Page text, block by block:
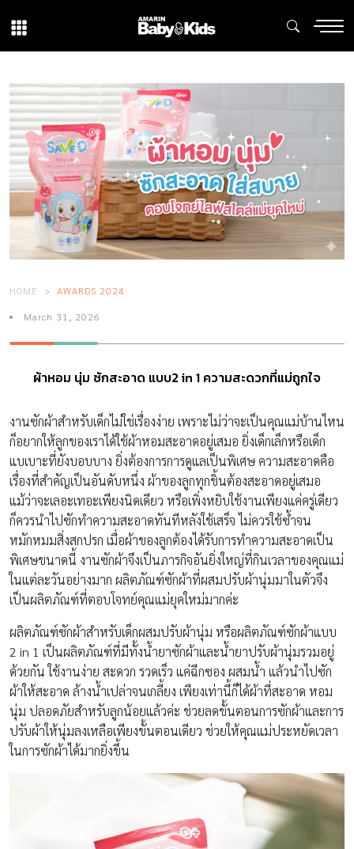
HOME AWARDS 2024
March 31, 2026
ผ้าหอม นุ่ม ซักสะอาด แบบ2 in 1 ความสะดวกที่แม่ถูกใจ
งานซักผ้าสำหรับเด็กไม่ใช่เรื่องง่าย เพราะไม่ว่าจะเป็นคุณแม่บ้านไหน
ก็อยากให้ลูกของเราได้ใช้ผ้าหอมสะอาดอยู่เสมอ ยิ่งเด็กเล็กหรือเด็ก
แบเบาะที่ยังบอบบาง ยิ่งต้องการการดูแลเป็นพิเศษ ความสะอาดคือ
เรื่องที่สำคัญเป็นอันดับหนึ่ง ผ้าของลูกทุกชิ้นต้องสะอาดอยู่เสมอ
แม้ว่าจะเลอะเทอะเพียงนิดเดียว หรือเพิ่งหยิบใช้งานเพียงแค่ครู่เดียว
ก็ควรนำไปซักทำความสะอาดทันทีหลังใช้เสร็จ ไม่ควรใช้ซ้ำจน
หมักหมมสิ่งสกปรก เมื่อผ้าของลูกต้องได้รับการทำความสะอาดเป็น
พิเศษขนาดนี้ งานซักผ้าจึงเป็นภารกิจอันยิ่งใหญ่ที่กินเวลาของคุณแม่
ในแต่ละวันอย่างมาก ผลิตภัณฑ์ซักผ้าที่ผสมปรับผ้านุ่มมาในตัวจึง
เป็นผลิตภัณฑ์ที่ตอบโจทย์คุณแม่ยุคใหม่มากค่ะ
ผลิตภัณฑ์ซักผ้าสำหรับเด็กผสมปรับผ้านุ่ม หรือผลิตภัณฑ์ซักผ้าแบบ
2 in 1 เป็นผลิตภัณฑ์ที่มีทั้งน้ำยาซักผ้าและน้ำยาปรับผ้านุ่มรวมอยู่
ด้วยกัน ใช้งานง่าย สะดวก รวดเร็ว แค่ฉีกซอง ผสมน้ำ แล้วนำไปซัก
ผ้าให้สะอาด ล้างน้ำเปล่าจนเกลี้ยง เพียงเท่านี้ก็ได้ผ้าที่สะอาด หอม
นุ่ม ปลอดภัยสำหรับลูกน้อยแล้วค่ะ ช่วยลดขั้นตอนการซักผ้าและการ
ปรับผ้าให้นุ่มลงเหลือเพียงขั้นตอนเดียว ช่วยให้คุณแม่ประหยัดเวลา
ในการซักผ้าได้มากยิ่งขึ้น